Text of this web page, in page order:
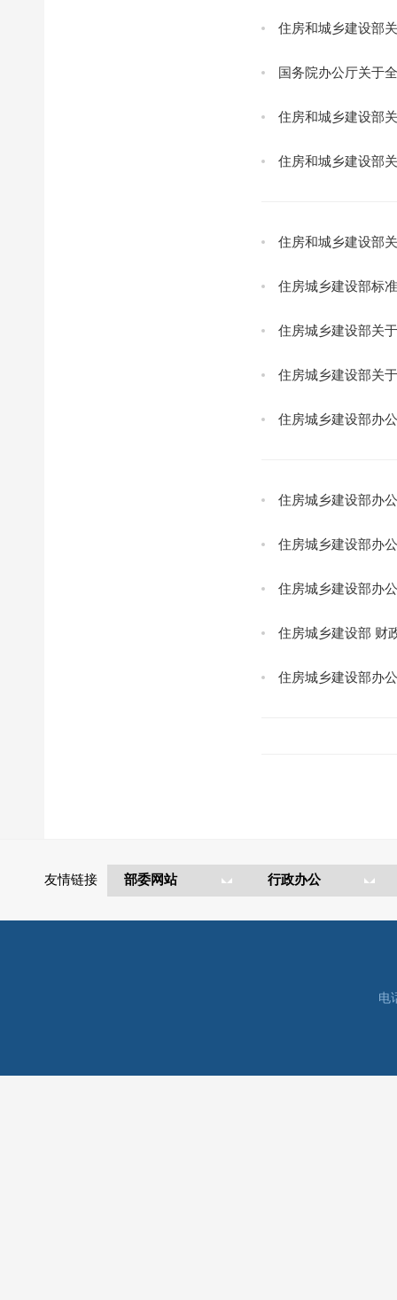
住房和城乡建设部
国务院办公厅关于
住房和城乡建设部
住房城乡建设部标
住房城乡建设部关
住房城乡建设部关
住房城乡建设部办
住房城乡建设部办
住房城乡建设部办
友情链接
电